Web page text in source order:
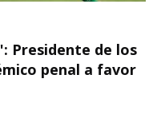
Presidente de los
penal a favor